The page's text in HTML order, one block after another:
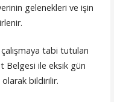
gelenekleri ve işin
çalışmaya tabi tutulan
Belgesi ile eksik gün
olarak bildirilir.